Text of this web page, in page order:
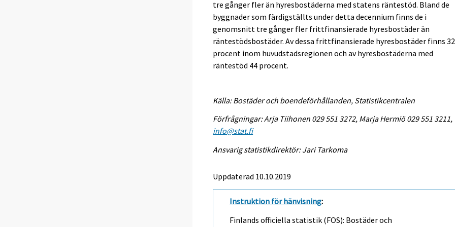
tre gånger fler än hyresbostäderna med statens räntestöd. Bland de
byggnader som färdigställts under detta decennium finns de i
genomsnitt tre gånger fler frittfinansierade hyresbostäder än
räntestödsbostäder. Av dessa frittfinansierade hyresbostäder finns 32
procent inom huvudstadsregionen och av hyresbostäderna med
räntestöd 44 procent.
Källa: Bostäder och boendeförhållanden, Statistikcentralen
Förfrågningar: Arja Tiihonen 029 551 3272, Marja Hermiö 029 551 3211,
info@stat.fi
Ansvarig statistikdirektör: Jari Tarkoma
Uppdaterad 10.10.2019
Instruktion för hänvisning:
Finlands officiella statistik (FOS): Bostäder och